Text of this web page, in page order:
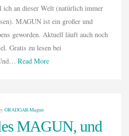
ich an dieser Welt (natürlich immer
MAGUN ist ein großer und
geworden. Aktuell läuft auch noch
Gratis zu lesen bei
Read More
GRADGAR-Magun
MAGUN, und